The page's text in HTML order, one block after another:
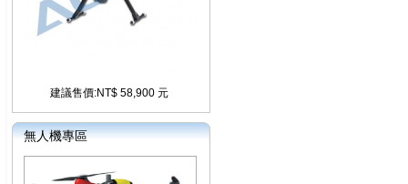
建議售價:NT$ 58,900 元
無人機專區